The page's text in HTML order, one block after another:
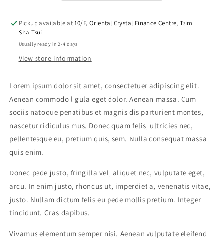
Pickup available at 10/F, Oriental Crystal Finance Centre, Tsim
Sha Tsui
Usually ready in 2-4 days
View store information
Lorem ipsum dolor sit amet, consectetuer adipiscing elit.
Aenean commodo ligula eget dolor. Aenean massa. Cum
sociis natoque penatibus et magnis dis parturient montes,
nascetur ridiculus mus. Donec quam felis, ultricies nec,
pellentesque eu, pretium quis, sem. Nulla consequat massa
quis enim.
Donec pede justo, fringilla vel, aliquet nec, vulputate eget,
arcu. In enim justo, rhoncus ut, imperdiet a, venenatis vitae,
justo. Nullam dictum felis eu pede mollis pretium. Integer
tincidunt. Cras dapibus.
Vivamus elementum semper nisi. Aenean vulputate eleifend